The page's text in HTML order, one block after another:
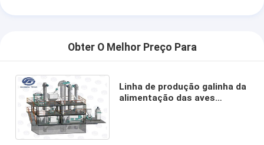
Obter O Melhor Preço Para
Linha de produção galinha da
alimentação das aves